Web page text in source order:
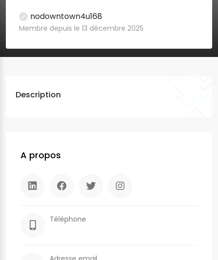
nodowntown4u168
Membre depuis le 13 décembre 2025
Description
A propos
Téléphone